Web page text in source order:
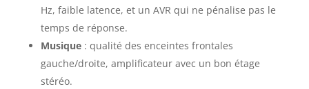
Hz, faible latence, et un AVR qui ne pénalise pas le
temps de réponse.
Musique: qualité des enceintes frontales
gauche/droite, amplificateur avec un bon étage
stéréo.